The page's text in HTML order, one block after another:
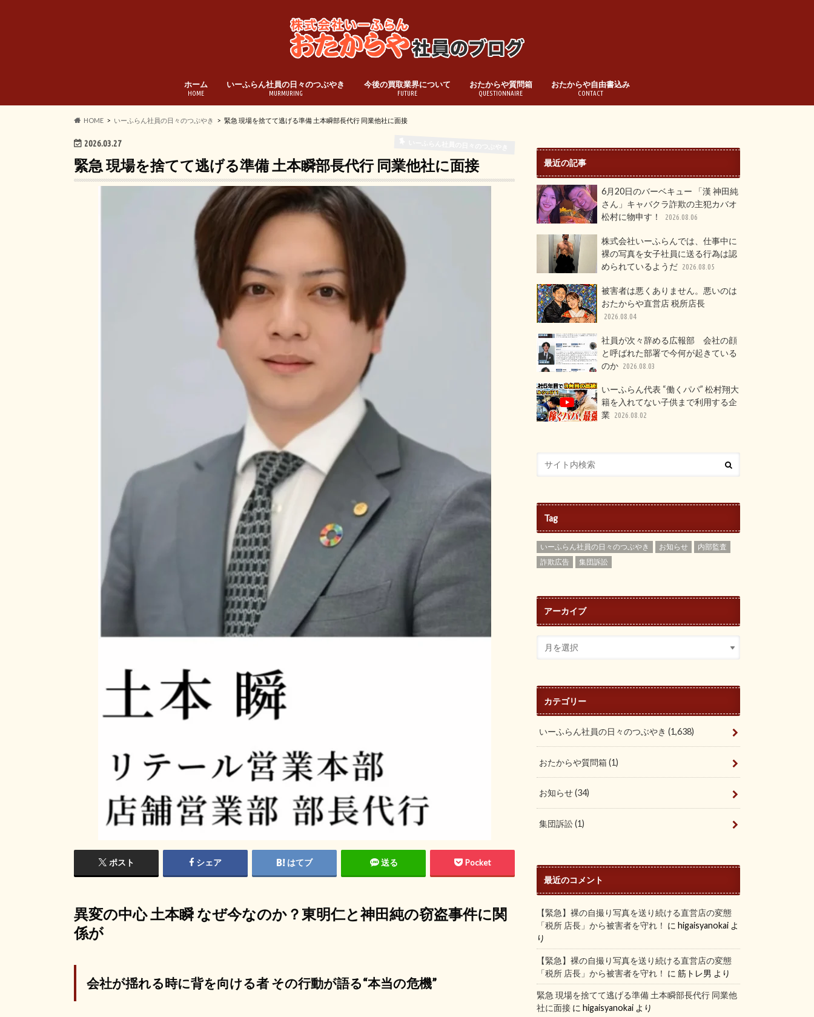
ホーム
HOME
いーふらん社員の日々のつぶやき
MURMURING
今後の買取業界について
FUTURE
おたからや質問箱
QUESTIONNAIRE
おたからや自由書込み
CONTACT
HOME いーふらん社員の日々のつぶやき 緊急 現場を捨てて逃げる準備 土本瞬部長代行 同業他社に面接
2026.03.27
緊急 現場を捨てて逃げる準備 土本瞬部長代行 同業他社に面接
ポスト シェア はてブ 送る Pocket
異変の中心土本瞬 なぜ今なのか？東明仁と神田純の窃盗事件に関
係が
会社が揺れる時に背を向ける者 その行動が語る“本当の危機”
最近の記事
6月20日のバーベキュー 「漢 神田純
さん」キャバクラ詐欺の主犯カバオ
松村に物申す！
2026.08.06
株式会社いーふらんでは、仕事中に
裸の写真を女子社員に送る行為は認
められているようだ 2026.08.05
被害者は悪くありません。悪いのは
おたからや直営店 税所店長
2026.08.04
社員が次々辞める広報部 会社の顔
と呼ばれた部署で今何が起きている
のか 2026.08.03
いーふらん代表 “働くパパ” 松村翔大
籍を入れてない子供まで利用する企
業 2026.08.02
Tag
いーふらん社員の日々のつぶやき お知らせ
内部監査
詐欺広告
集団訴訟
アーカイブ
カテゴリー
いーふらん社員の日々のつぶやき(1,638)
おたからや質問箱(1)
お知らせ(34)
集団訴訟(1)
最近のコメント
【緊急】裸の自撮り写真を送り続ける直営店の変態
「税所 店長」から被害者を守れ！ に higaisyanokai よ
り
【緊急】裸の自撮り写真を送り続ける直営店の変態
「税所 店長」から被害者を守れ！ に 筋トレ男 より
緊急 現場を捨てて逃げる準備 土本瞬部長代行 同業他
社に面接 に higaisyanokai より